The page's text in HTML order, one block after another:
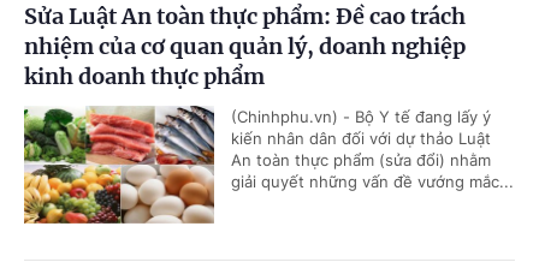
Sửa Luật An toàn thực phẩm: Đề cao trách
nhiệm của cơ quan quản lý, doanh nghiệp
kinh doanh thực phẩm
(Chinhphu.vn) - Bộ Y tế đang lấy ý
kiến nhân dân đối với dự thảo Luật
An toàn thực phẩm (sửa đổi) nhằm
giải quyết những vấn đề vướng mắc...